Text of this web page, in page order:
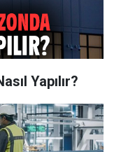
Yapılır?